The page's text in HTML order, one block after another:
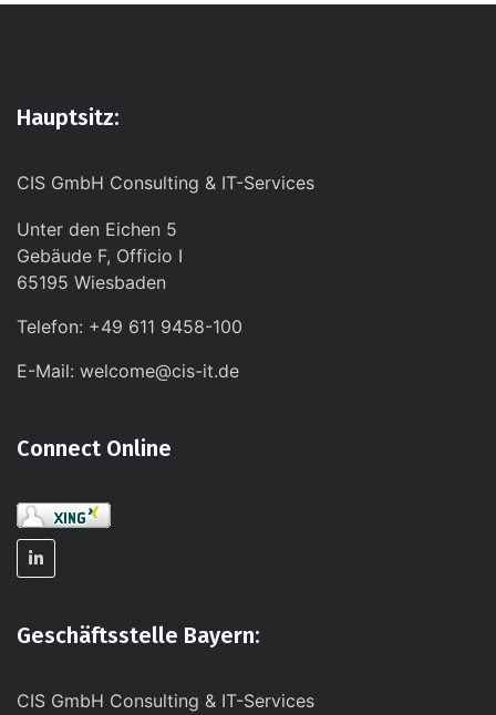
Hauptsitz:
CIS GmbH Consulting & IT-Services
Unter den Eichen 5
Gebäude F, Officio I
65195 Wiesbaden
Telefon: +49 611 9458-100
E-Mail: welcome@cis-it.de
Connect Online
Geschäftsstelle Bayern:
CIS GmbH Consulting & IT-Services